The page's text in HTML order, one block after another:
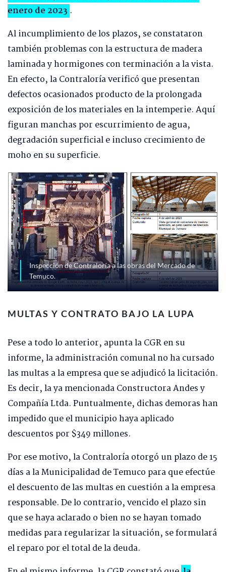
enero de 2023 .
Al incumplimiento de los plazos, se constataron
también problemas con la estructura de madera
laminada y hormigones con terminación a la vista.
En efecto, la Contraloría verificó que presentan
defectos ocasionados producto de la prolongada
exposición de los materiales en la intemperie. Aquí
figuran manchas por escurrimiento de agua,
degradación superficial e incluso crecimiento de
moho en su superficie.
Inspección de Contraloría a las obras del Mercado de
Temuco.
MULTAS Y CONTRATO BAJO LA LUPA
Pese a todo lo anterior, apunta la CGR en su
informe, la administración comunal no ha cursado
las multas a la empresa que se adjudicó la licitación.
Es decir, la ya mencionada Constructora Andes y
Compañía Ltda. Puntualmente, dichas demoras han
impedido que el municipio haya aplicado
descuentos por $349 millones.
Por ese motivo, la Contraloría otorgó un plazo de 15
días a la Municipalidad de Temuco para que efectúe
el descuento de las multas en cuestión a la empresa
responsable. De lo contrario, vencido el plazo sin
que se haya aclarado o bien no se hayan tomado
medidas para regularizar la situación, se formulará
el reparo por el total de la deuda.